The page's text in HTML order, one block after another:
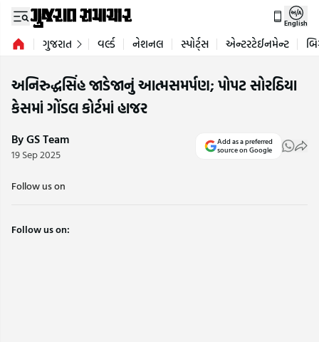
English
ગુજરાત વર્લ્ડ નેશનલ સ્પોર્ટ્સ એન્ટરટેઈનમેન્ટ
અનિરુદ્ધસિંહ જાડેજાનું આત્મસમર્પણ; પોપટ સોરઠિયા
કેસમાં ગોંડલ કોર્ટમાં હાજર
By GS Team
19 Sep 2025
Add as a preferred
source on Google
Follow us on
Follow us on: